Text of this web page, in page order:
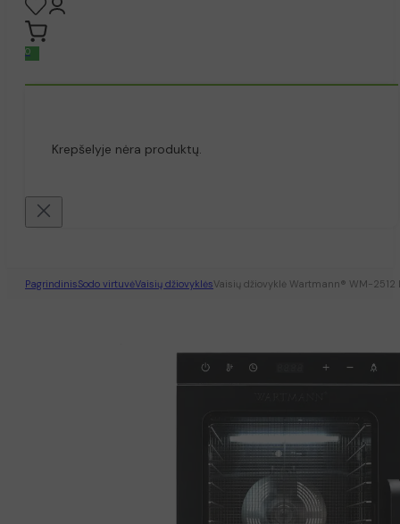
0
Krepšelyje nėra produktų.
PagrindinisSodo virtuvėVaisių džiovyklėsVaisių džiovyklė Wartmann® WM-2512